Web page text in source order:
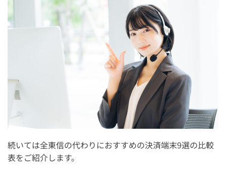
続いては全東信の代わりにおすすめの決済端末9選の比較
表をご紹介します。